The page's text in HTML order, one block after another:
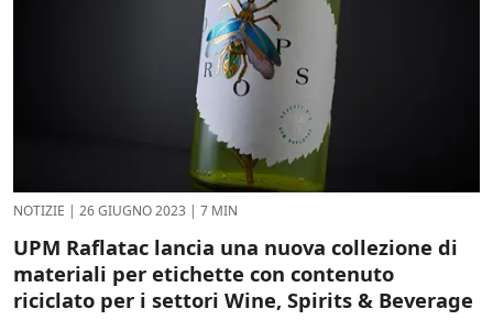
NOTIZIE | 26 GIUGNO 2023 | 7 MIN
UPM Raflatac lancia una nuova collezione di
materiali per etichette con contenuto
riciclato per i settori Wine, Spirits & Beverage